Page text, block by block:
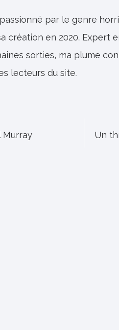
par le genre
création en 2020. Expert
sorties, ma plume
lecteurs du site.
Murray
Un